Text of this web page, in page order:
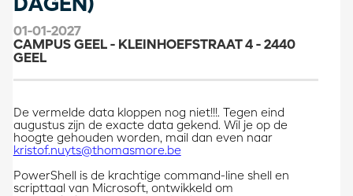
DAGEN)
01-01-2027
CAMPUS GEEL - KLEINHOEFSTRAAT 4 - 2440
GEEL
De vermelde data kloppen nog niet!!!. Tegen eind
augustus zijn de exacte data gekend. Wil je op de
hoogte gehouden worden, mail dan even naar
kristof.nuyts@thomasmore.be
PowerShell is de krachtige command-line shell en
scripttaal van Microsoft, ontwikkeld om